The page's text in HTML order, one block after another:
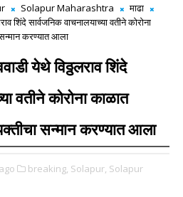
Solapur Maharashtra
माढा
शिंदे सार्वजनिक वाचनालयाच्या वतीने कोरोना
करण्यात आला
येथे विठ्ठलराव शिंदे
वतीने कोरोना काळात
सन्मान करण्यात आला
breaking, Solapur, Solapur